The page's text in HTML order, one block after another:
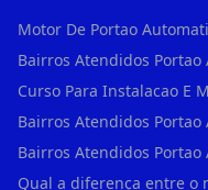
Motor De Portao